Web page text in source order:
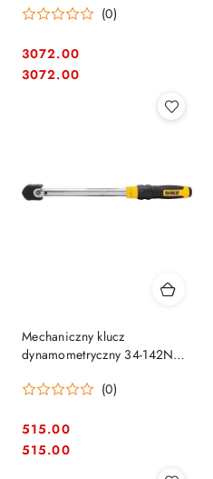
(0)
Cena:
3072.00
Cena:
3072.00
Mechaniczny klucz
dynamometryczny 34-142Nm,
[DWMT75463-0]
(0)
Cena:
515.00
Cena:
515.00